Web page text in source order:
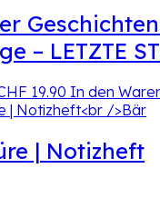
– LETZTE
32.00
19.90 Aktueller
Preis
CHF 19.90.
In den
| Notizheft